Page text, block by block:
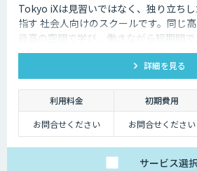
Tokyo iXは見習いではなく、独り立ち
指す 社会人向けのスクールです。同じ
最高の空間で学び、働きながら短期間で
実践能力を身につける最高の機会がこ
詳細を見る
利用料金 初期費用
お問合せください
お問合せください
サービス選